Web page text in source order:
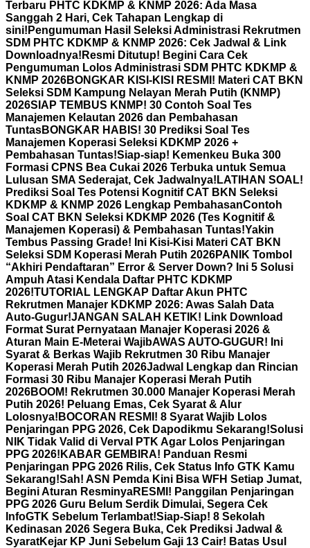
Terbaru PHTC KDKMP & KNMP 2026: Ada Masa
Sanggah 2 Hari, Cek Tahapan Lengkap di
sini! Pengumuman Hasil Seleksi Administrasi Rekrutmen
SDM PHTC KDKMP & KNMP 2026: Cek Jadwal & Link
Downloadnya! Resmi Ditutup! Begini Cara Cek
Pengumuman Lolos Administrasi SDM PHTC KDKMP &
KNMP 2026BONGKAR KISI-KISI RESMI! Materi CAT BKN
Seleksi SDM Kampung Nelayan Merah Putih (KNMP)
2026SIAP TEMBUS KNMP! 30 Contoh Soal Tes
Manajemen Kelautan 2026 dan Pembahasan
TuntasBONGKAR HABIS! 30 Prediksi Soal Tes
Manajemen Koperasi Seleksi KDKMP 2026 +
Pembahasan Tuntas!Siap-siap! Kemenkeu Buka 300
Formasi CPNS Bea Cukai 2026 Terbuka untuk Semua
Lulusan SMA Sederajat, Cek Jadwalnya! LATIHAN SOAL!
Prediksi Soal Tes Potensi Kognitif CAT BKN Seleksi
KDKMP & KNMP 2026 Lengkap PembahasanContoh
Soal CAT BKN Seleksi KDKMP 2026 (Tes Kognitif &
Manajemen Koperasi) & Pembahasan Tuntas!Yakin
Tembus Passing Grade! Ini Kisi-Kisi Materi CAT BKN
Seleksi SDM Koperasi Merah Putih 2026PANIK Tombol
“Akhiri Pendaftaran” Error & Server Down? Ini 5 Solusi
Ampuh Atasi Kendala Daftar PHTC KDKMP
2026!TUTORIAL LENGKAP Daftar Akun PHTC
Rekrutmen Manajer KDKMP 2026: Awas Salah Data
Auto-Gugur!JANGAN SALAH KETIK! Link Download
Format Surat Pernyataan Manajer Koperasi 2026 &
Aturan Main E-Meterai WajibAWAS AUTO-GUGUR! Ini
Syarat & Berkas Wajib Rekrutmen 30 Ribu Manajer
Koperasi Merah Putih 2026Jadwal Lengkap dan Rincian
Formasi 30 Ribu Manajer Koperasi Merah Putih
2026BOOM! Rekrutmen 30.000 Manajer Koperasi Merah
Putih 2026! Peluang Emas, Cek Syarat & Alur
Lolosnya! BOCORAN RESMI! 8 Syarat Wajib Lolos
Penjaringan PPG 2026, Cek Dapodikmu Sekarang!Solusi
NIK Tidak Valid di Verval PTK Agar Lolos Penjaringan
PPG 2026! KABAR GEMBIRA! Panduan Resmi
Penjaringan PPG 2026 Rilis, Cek Status Info GTK Kamu
Sekarang!Sah! ASN Pemda Kini Bisa WFH Setiap Jumat,
Begini Aturan ResminyaRESMI! Panggilan Penjaringan
PPG 2026 Guru Belum Serdik Dimulai, Segera Cek
InfoGTK Sebelum Terlambat!Siap-Siap! 8 Sekolah
Kedinasan 2026 Segera Buka, Cek Prediksi Jadwal &
SyaratKejar KP Juni Sebelum Gaji 13 Cair! Batas Usul